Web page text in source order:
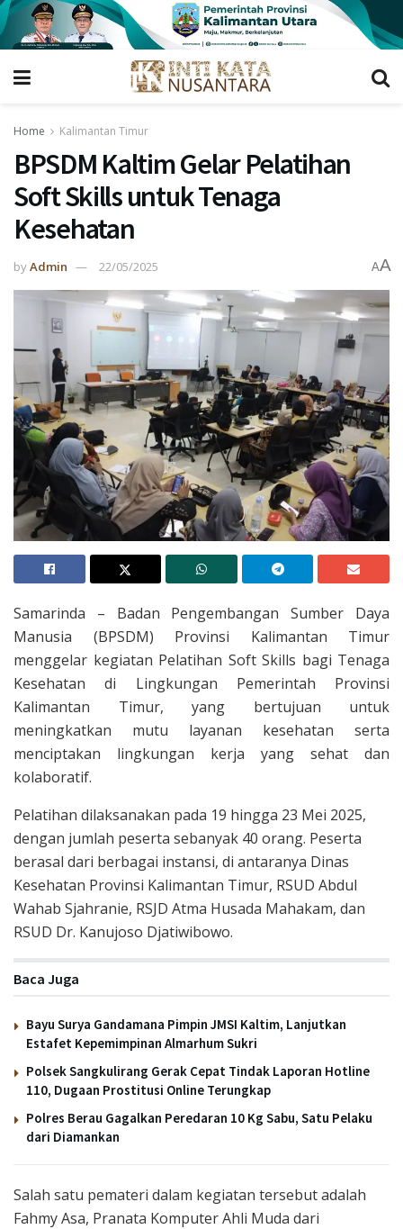
Home Kalimantan Timur
BPSDM Kaltim Gelar Pelatihan
Soft Skills untuk Tenaga
Kesehatan
byAdmin 22/05/2025 AA
Samarinda – Badan Pengembangan Sumber Daya
Manusia (BPSDM) Provinsi Kalimantan Timur
menggelar kegiatan Pelatihan Soft Skills bagi Tenaga
Kesehatan di Lingkungan Pemerintah Provinsi
Kalimantan Timur, yang bertujuan untuk
meningkatkan mutu layanan kesehatan serta
menciptakan lingkungan kerja yang sehat dan
kolaboratif.
Pelatihan dilaksanakan pada 19 hingga 23 Mei 2025,
dengan jumlah peserta sebanyak 40 orang. Peserta
berasal dari berbagai instansi, di antaranya Dinas
Kesehatan Provinsi Kalimantan Timur, RSUD Abdul
Wahab Sjahranie, RSJD Atma Husada Mahakam, dan
RSUD Dr. Kanujoso Djatiwibowo.
Baca Juga
Bayu Surya Gandamana Pimpin JMSI Kaltim, Lanjutkan
Estafet Kepemimpinan Almarhum Sukri
Polsek Sangkulirang Gerak Cepat Tindak Laporan Hotline
110, Dugaan Prostitusi Online Terungkap
Polres Berau Gagalkan Peredaran 10 Kg Sabu, Satu Pelaku
dari Diamankan
Salah satu pemateri dalam kegiatan tersebut adalah
Fahmy Asa, Pranata Komputer Ahli Muda dari